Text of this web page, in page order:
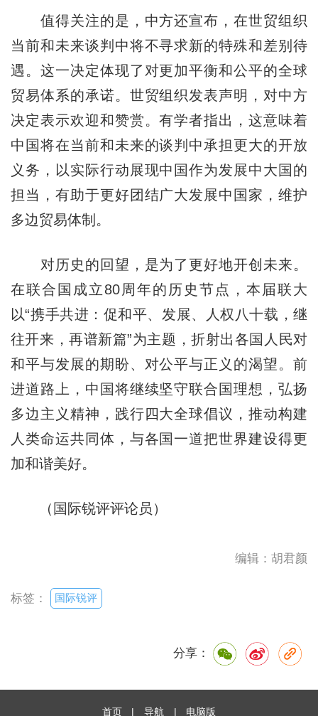
值得关注的是，中方还宣布，在世贸组织
当前和未来谈判中将不寻求新的特殊和差别待
遇。这一决定体现了对更加平衡和公平的全球
贸易体系的承诺。世贸组织发表声明，对中方
决定表示欢迎和赞赏。有学者指出，这意味着
中国将在当前和未来的谈判中承担更大的开放
义务，以实际行动展现中国作为发展中大国的
担当，有助于更好团结广大发展中国家，维护
多边贸易体制。
对历史的回望，是为了更好地开创未来。
在联合国成立80周年的历史节点，本届联大
以“携手共进：促和平、发展、人权八十载，继
往开来，再谱新篇”为主题，折射出各国人民对
和平与发展的期盼、对公平与正义的渴望。前
进道路上，中国将继续坚守联合国理想，弘扬
多边主义精神，践行四大全球倡议，推动构建
人类命运共同体，与各国一道把世界建设得更
加和谐美好。
（国际锐评评论员）
编辑：胡君颜
标签： 国际锐评
分享：
首页 | 导航 | 电脑版